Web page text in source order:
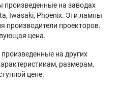
XAA
T50V24D
RPT50V24D
56K3HD
Samsung
на заводах
Iwasaki, Phoenix. Эти лампы
производители проекторов.
цена.
на других
размерам.
цене.